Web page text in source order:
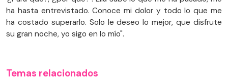
ha hasta entrevistado. Conoce mi dolor y todo lo que me
ha costado superarlo. Solo le deseo lo mejor, que disfrute
su gran noche, yo sigo en lo mío".
Temas relacionados